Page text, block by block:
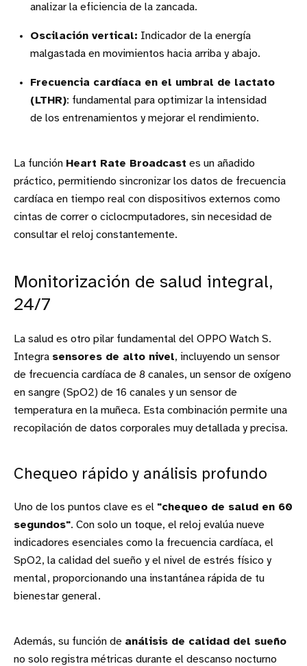
analizar la eficiencia de la zancada.
Oscilación vertical: Indicador de la energía
malgastada en movimientos hacia arriba y abajo.
Frecuencia cardíaca en el umbral de lactato
(LTHR): fundamental para optimizar la intensidad
de los entrenamientos y mejorar el rendimiento.
La función Heart Rate Broadcast es un añadido
práctico, permitiendo sincronizar los datos de frecuencia
cardíaca en tiempo real con dispositivos externos como
cintas de correr o ciclocmputadores, sin necesidad de
consultar el reloj constantemente.
Monitorización de salud integral,
24/7
La salud es otro pilar fundamental del OPPO Watch S.
Integra sensores de alto nivel, incluyendo un sensor
de frecuencia cardíaca de 8 canales, un sensor de oxígeno
en sangre (SpO2) de 16 canales y un sensor de
temperatura en la muñeca. Esta combinación permite una
recopilación de datos corporales muy detallada y precisa.
Chequeo rápido y análisis profundo
Uno de los puntos clave es el "chequeo de salud en 60
segundos". Con solo un toque, el reloj evalúa nueve
indicadores esenciales como la frecuencia cardíaca, el
SpO2, la calidad del sueño y el nivel de estrés físico y
mental, proporcionando una instantánea rápida de tu
bienestar general.
Además, su función de análisis de calidad del sueño
no solo registra métricas durante el descanso nocturno